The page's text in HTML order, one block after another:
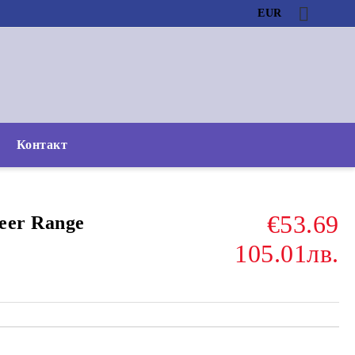
EUR
Контакт
Range
€53.69
105.01лв.